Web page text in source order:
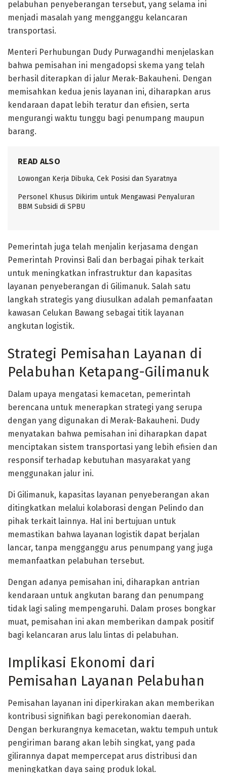
pelabuhan penyeberangan tersebut, yang selama ini
menjadi masalah yang mengganggu kelancaran
transportasi.
Menteri Perhubungan Dudy Purwagandhi menjelaskan
bahwa pemisahan ini mengadopsi skema yang telah
berhasil diterapkan di jalur Merak-Bakauheni. Dengan
memisahkan kedua jenis layanan ini, diharapkan arus
kendaraan dapat lebih teratur dan efisien, serta
mengurangi waktu tunggu bagi penumpang maupun
barang.
READ ALSO
Lowongan Kerja Dibuka, Cek Posisi dan Syaratnya
Personel Khusus Dikirim untuk Mengawasi Penyaluran
BBM Subsidi di SPBU
Pemerintah juga telah menjalin kerjasama dengan
Pemerintah Provinsi Bali dan berbagai pihak terkait
untuk meningkatkan infrastruktur dan kapasitas
layanan penyeberangan di Gilimanuk. Salah satu
langkah strategis yang diusulkan adalah pemanfaatan
kawasan Celukan Bawang sebagai titik layanan
angkutan logistik.
Strategi Pemisahan Layanan di
Pelabuhan Ketapang-Gilimanuk
Dalam upaya mengatasi kemacetan, pemerintah
berencana untuk menerapkan strategi yang serupa
dengan yang digunakan di Merak-Bakauheni. Dudy
menyatakan bahwa pemisahan ini diharapkan dapat
menciptakan sistem transportasi yang lebih efisien dan
responsif terhadap kebutuhan masyarakat yang
menggunakan jalur ini.
Di Gilimanuk, kapasitas layanan penyeberangan akan
ditingkatkan melalui kolaborasi dengan Pelindo dan
pihak terkait lainnya. Hal ini bertujuan untuk
memastikan bahwa layanan logistik dapat berjalan
lancar, tanpa mengganggu arus penumpang yang juga
memanfaatkan pelabuhan tersebut.
Dengan adanya pemisahan ini, diharapkan antrian
kendaraan untuk angkutan barang dan penumpang
tidak lagi saling mempengaruhi. Dalam proses bongkar
muat, pemisahan ini akan memberikan dampak positif
bagi kelancaran arus lalu lintas di pelabuhan.
Implikasi Ekonomi dari
Pemisahan Layanan Pelabuhan
Pemisahan layanan ini diperkirakan akan memberikan
kontribusi signifikan bagi perekonomian daerah.
Dengan berkurangnya kemacetan, waktu tempuh untuk
pengiriman barang akan lebih singkat, yang pada
gilirannya dapat mempercepat arus distribusi dan
meningkatkan daya saing produk lokal.